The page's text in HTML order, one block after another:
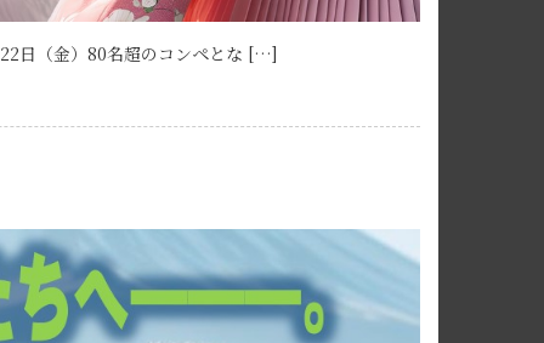
日（金）80名超のコンペとな […]